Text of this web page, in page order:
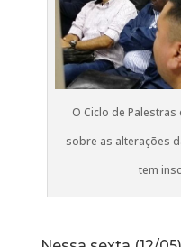
O Ciclo de
sobre as alterações
tem